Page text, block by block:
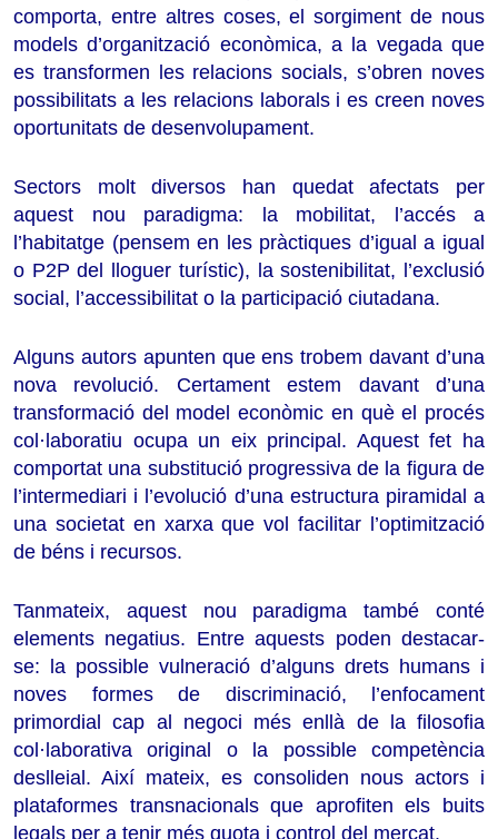
comporta, entre altres coses, el sorgiment de nous
models d’organització econòmica, a la vegada que
es transformen les relacions socials, s’obren noves
possibilitats a les relacions laborals i es creen noves
oportunitats de desenvolupament.
Sectors molt diversos han quedat afectats per
aquest nou paradigma: la mobilitat, l’accés a
l’habitatge (pensem en les pràctiques d’igual a igual
o P2P del lloguer turístic), la sostenibilitat, l’exclusió
social, l’accessibilitat o la participació ciutadana.
Alguns autors apunten que ens trobem davant d’una
nova revolució. Certament estem davant d’una
transformació del model econòmic en què el procés
col·laboratiu ocupa un eix principal. Aquest fet ha
comportat una substitució progressiva de la figura de
l’intermediari i l’evolució d’una estructura piramidal a
una societat en xarxa que vol facilitar l’optimització
de béns i recursos.
Tanmateix, aquest nou paradigma també conté
elements negatius. Entre aquests poden destacar-
se: la possible vulneració d’alguns drets humans i
noves formes de discriminació, l’enfocament
primordial cap al negoci més enllà de la filosofia
col·laborativa original o la possible competència
deslleial. Així mateix, es consoliden nous actors i
plataformes transnacionals que aprofiten els buits
legals per a tenir més quota i control del mercat.